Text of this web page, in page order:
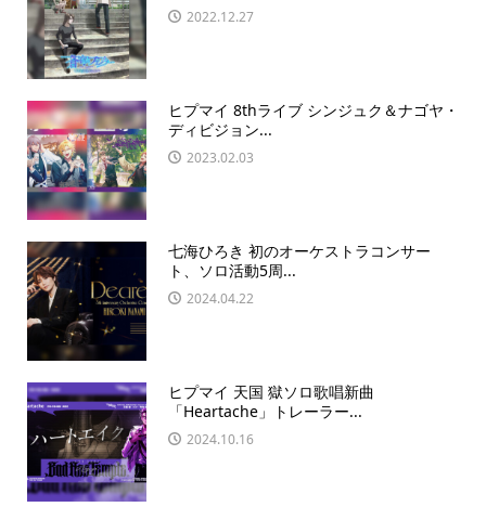
2022.12.27
ヒプマイ 8thライブ シンジュク＆ナゴヤ・
ディビジョン...
2023.02.03
七海ひろき 初のオーケストラコンサー
ト、ソロ活動5周...
2024.04.22
ヒプマイ 天国 獄ソロ歌唱新曲
「Heartache」トレーラー...
2024.10.16